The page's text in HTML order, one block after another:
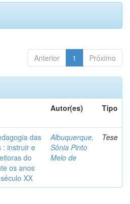
Anterior 1 Próximo
Autor(es) Tipo
das
: instruir e
do
os anos
XX
Albuquerque,
Sônia Pinto
Melo de
Tese